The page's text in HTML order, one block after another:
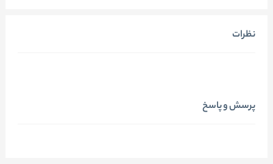
نظرات
پرسش و پاسخ